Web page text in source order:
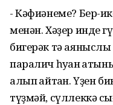
- Кәфиәнеме? Бер-
менән. Хәҙер инде
бигерәк тә
паралич һуҡҡан
алып ҡайтҡан. Үҙен
түҙмәй, сүллеккә